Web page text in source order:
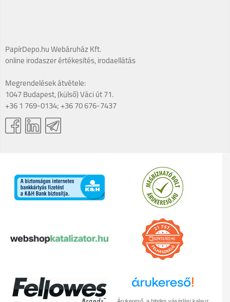
PapírDepo.hu Webáruház Kft.
online irodaszer értékesítés, irodaellátás
Megrendelések átvétele:
1047 Budapest, (külső) Váci út 71.
+36 1 769-0134; +36 70 676-7437